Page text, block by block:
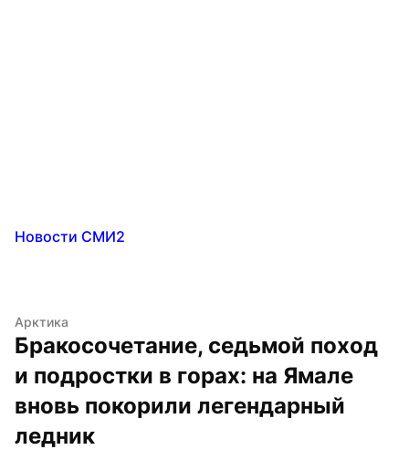
Новости СМИ2
Арктика
Бракосочетание, седьмой поход
и подростки в горах: на Ямале
вновь покорили легендарный
ледник